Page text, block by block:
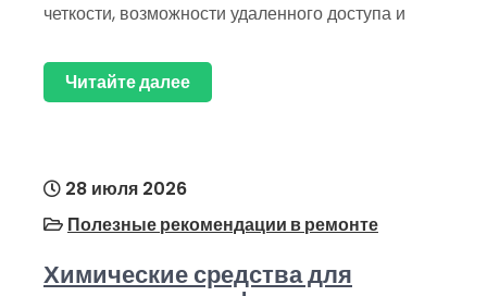
четкости, возможности удаленного доступа и
Читайте далее
28 июля 2026
Полезные рекомендации в ремонте
Химические средства для